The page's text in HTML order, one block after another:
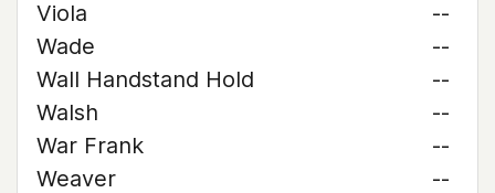
Viola
--
Wade
--
Wall Handstand Hold
--
Walsh
--
War Frank
--
Weaver
--